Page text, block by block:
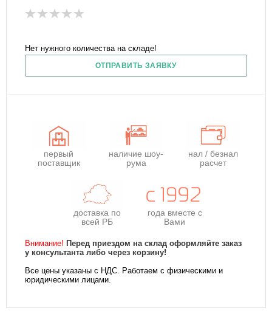
Нет нужного количества на складе!
ОТПРАВИТЬ ЗАЯВКУ
первый
поставщик
наличие шоу-
рума
нал / безнал
расчет
доставка по
всей РБ
года вместе с
Вами
Внимание! Перед приездом на склад оформляйте заказ
у консультанта либо через корзину!
Все цены указаны с НДС. Работаем с физическими и
юридическими лицами.